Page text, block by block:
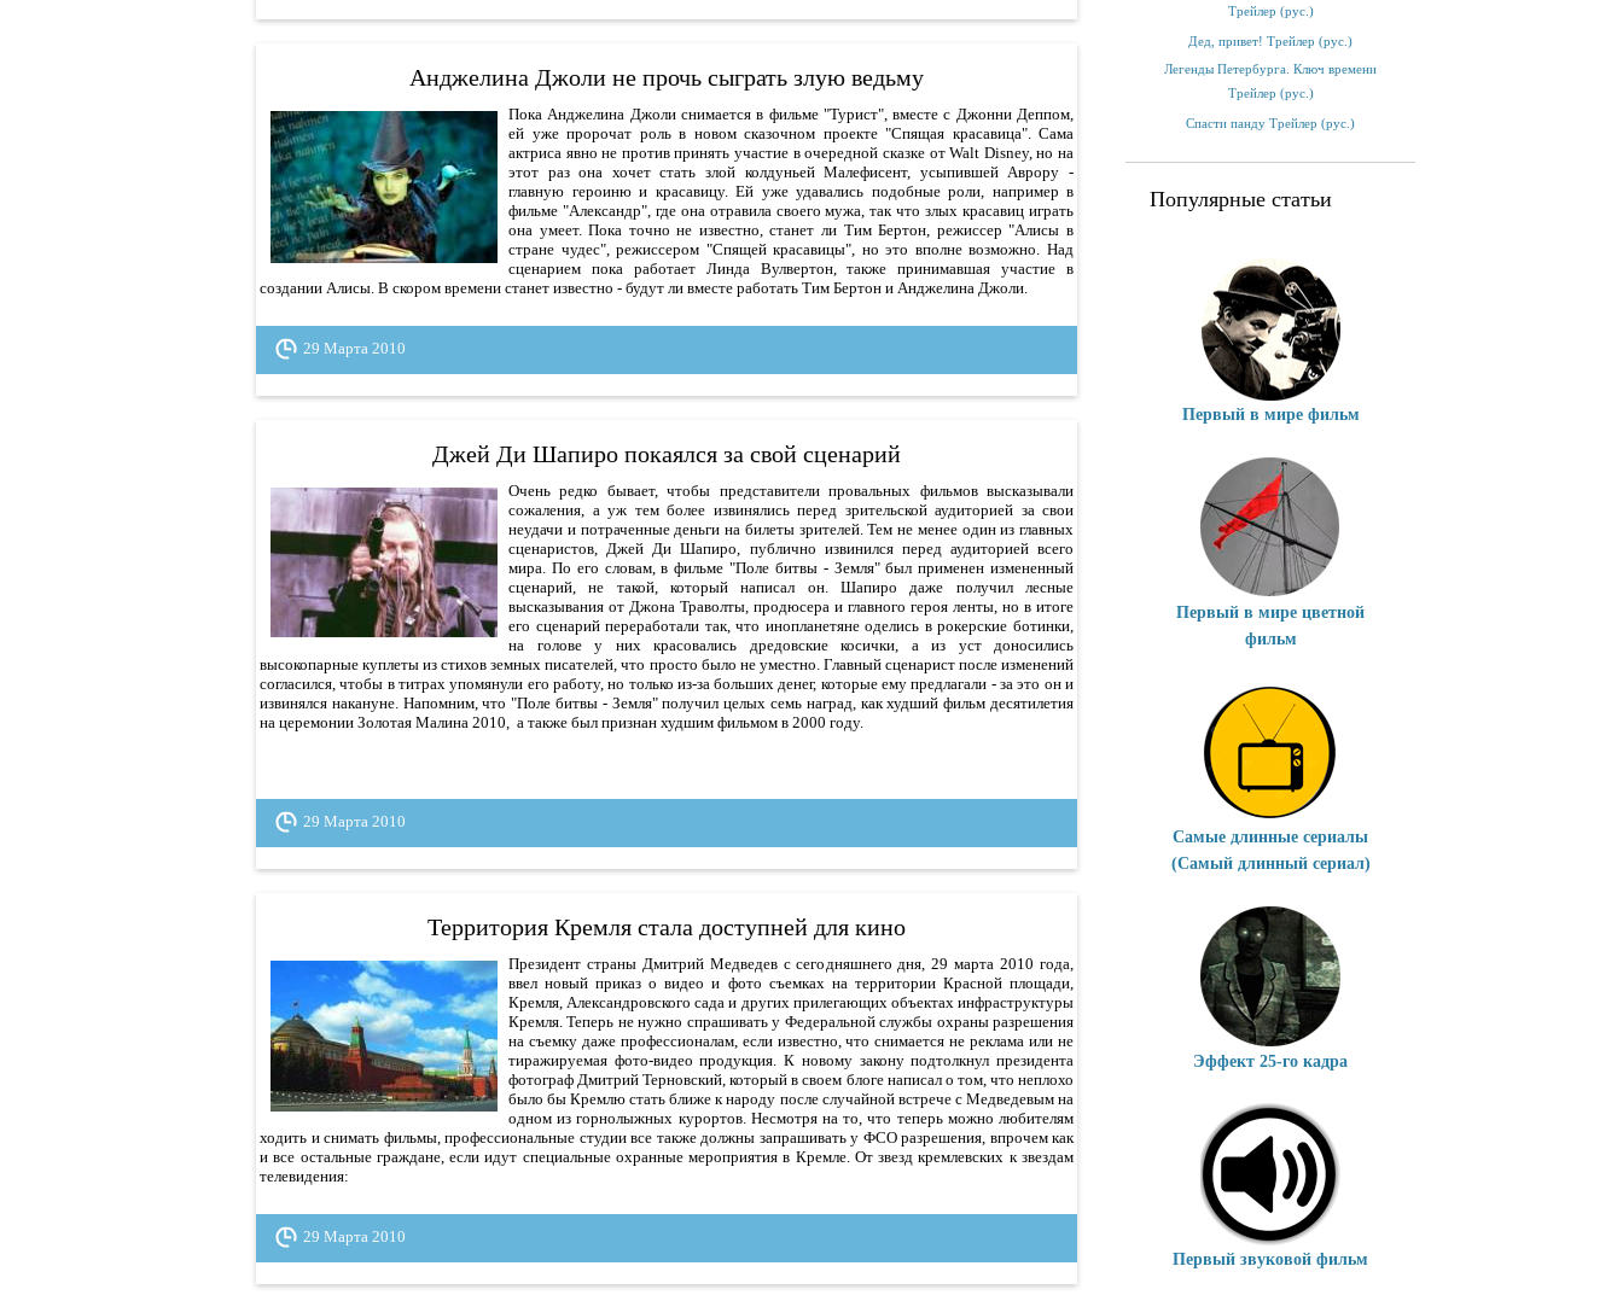
Анджелина Джоли не прочь сыграть злую ведьму
Пока Анджелина Джоли снимается в фильме "Турист", вместе с Джонни Деппом,
ей уже пророчат роль в новом сказочном проекте "Спящая красавица". Сама
актриса явно не против принять участие в очередной сказке от Walt Disney, но на
этот раз она хочет стать злой колдуньей Малефисент, усыпившей Аврору -
главную героиню и красавицу. Ей уже удавались подобные роли, например в
фильме "Александр", где она отравила своего мужа, так что злых красавиц играть
она умеет. Пока точно не известно, станет ли Тим Бертон, режиссер "Алисы в
стране чудес", режиссером "Спящей красавицы", но это вполне возможно. Над
сценарием пока работает Линда Вулвертон, также принимавшая участие в
создании Алисы. В скором времени станет известно - будут ли вместе работать Тим Бертон и Анджелина Джоли.
29 Марта 2010
Джей Ди Шапиро покаялся за свой сценарий
Очень редко бывает, чтобы представители провальных фильмов высказывали
сожаления, а уж тем более извинялись перед зрительской аудиторией за свои
неудачи и потраченные деньги на билеты зрителей. Тем не менее один из главных
сценаристов, Джей Ди Шапиро, публично извинился перед аудиторией всего
мира. По его словам, в фильме "Поле битвы - Земля" был применен измененный
сценарий, не такой, который написал он. Шапиро даже получил лесные
высказывания от Джона Траволты, продюсера и главного героя ленты, но в итоге
его сценарий переработали так, что инопланетяне оделись в рокерские ботинки,
на голове у них красовались дредовские косички, а из уст доносились
высокопарные куплеты из стихов земных писателей, что просто было не уместно. Главный сценарист после изменений
согласился, чтобы в титрах упомянули его работу, но только из-за больших денег, которые ему предлагали - за это он и
извинялся накануне. Напомним, что "Поле битвы - Земля" получил целых семь наград, как худший фильм десятилетия
на церемонии Золотая Малина 2010, а также был признан худшим фильмом в 2000 году.
29 Марта 2010
Территория Кремля стала доступней для кино
Президент страны Дмитрий Медведев с сегодняшнего дня, 29 марта 2010 года,
ввел новый приказ о видео и фото съемках на территории Красной площади,
Кремля, Александровского сада и других прилегающих объектах инфраструктуры
Кремля. Теперь не нужно спрашивать у Федеральной службы охраны разрешения
на съемку даже профессионалам, если известно, что снимается не реклама или не
тиражируемая фото-видео продукция. К новому закону подтолкнул президента
фотограф Дмитрий Терновский, который в своем блоге написал о том, что неплохо
было бы Кремлю стать ближе к народу после случайной встрече с Медведевым на
одном из горнолыжных курортов. Несмотря на то, что теперь можно любителям
ходить и снимать фильмы, профессиональные студии все также должны запрашивать у ФСО разрешения, впрочем как
и все остальные граждане, если идут специальные охранные мероприятия в Кремле. От звезд кремлевских к звездам
телевидения:
29 Марта 2010
Трейлер (рус.)
Дед, привет! Трейлер (рус.)
Легенды Петербурга. Ключ времени
Трейлер (рус.)
Спасти панду Трейлер (рус.)
Популярные статьи
Первый в мире фильм
Первый в мире цветной
фильм
Самые длинные сериалы
(Самый длинный сериал)
Эффект 25-го кадра
Первый звуковой фильм